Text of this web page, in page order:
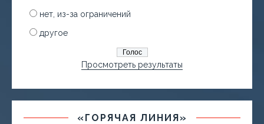
нет, из-за ограничений
другое
Просмотреть результаты
«ГОРЯЧАЯ ЛИНИЯ»